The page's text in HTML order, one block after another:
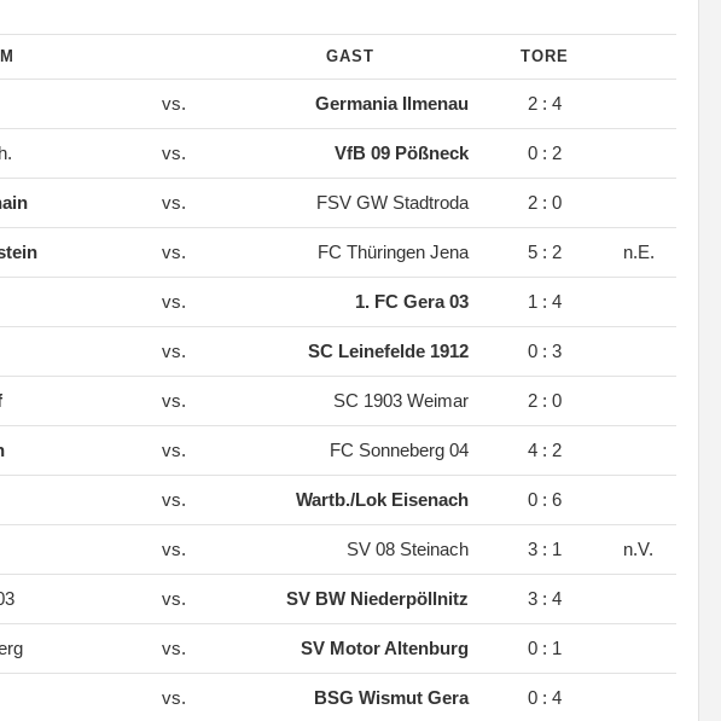
GAST TORE
vs. Germania Ilmenau 2 : 4
vs. VfB 09 Pößneck 0 : 2
vs. FSV GW Stadtroda 2 : 0
vs. FC Thüringen Jena 5 : 2 n.E.
vs. 1. FC Gera 03 1 : 4
vs. SC Leinefelde 1912 0 : 3
vs. SC 1903 Weimar 2 : 0
vs. FC Sonneberg 04 4 : 2
vs. Wartb./Lok Eisenach 0 : 6
vs. SV 08 Steinach 3 : 1 n.V.
vs. SV BW Niederpöllnitz 3 : 4
vs. SV Motor Altenburg 0 : 1
vs. BSG Wismut Gera 0 : 4